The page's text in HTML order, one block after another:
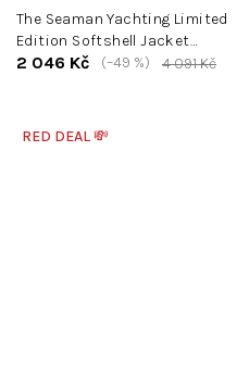
The Seaman Yachting Limited
Edition Softshell Jacket
Orange
2 046 Kč 4 091 Kč
(–49 %)
RED DEAL 💸